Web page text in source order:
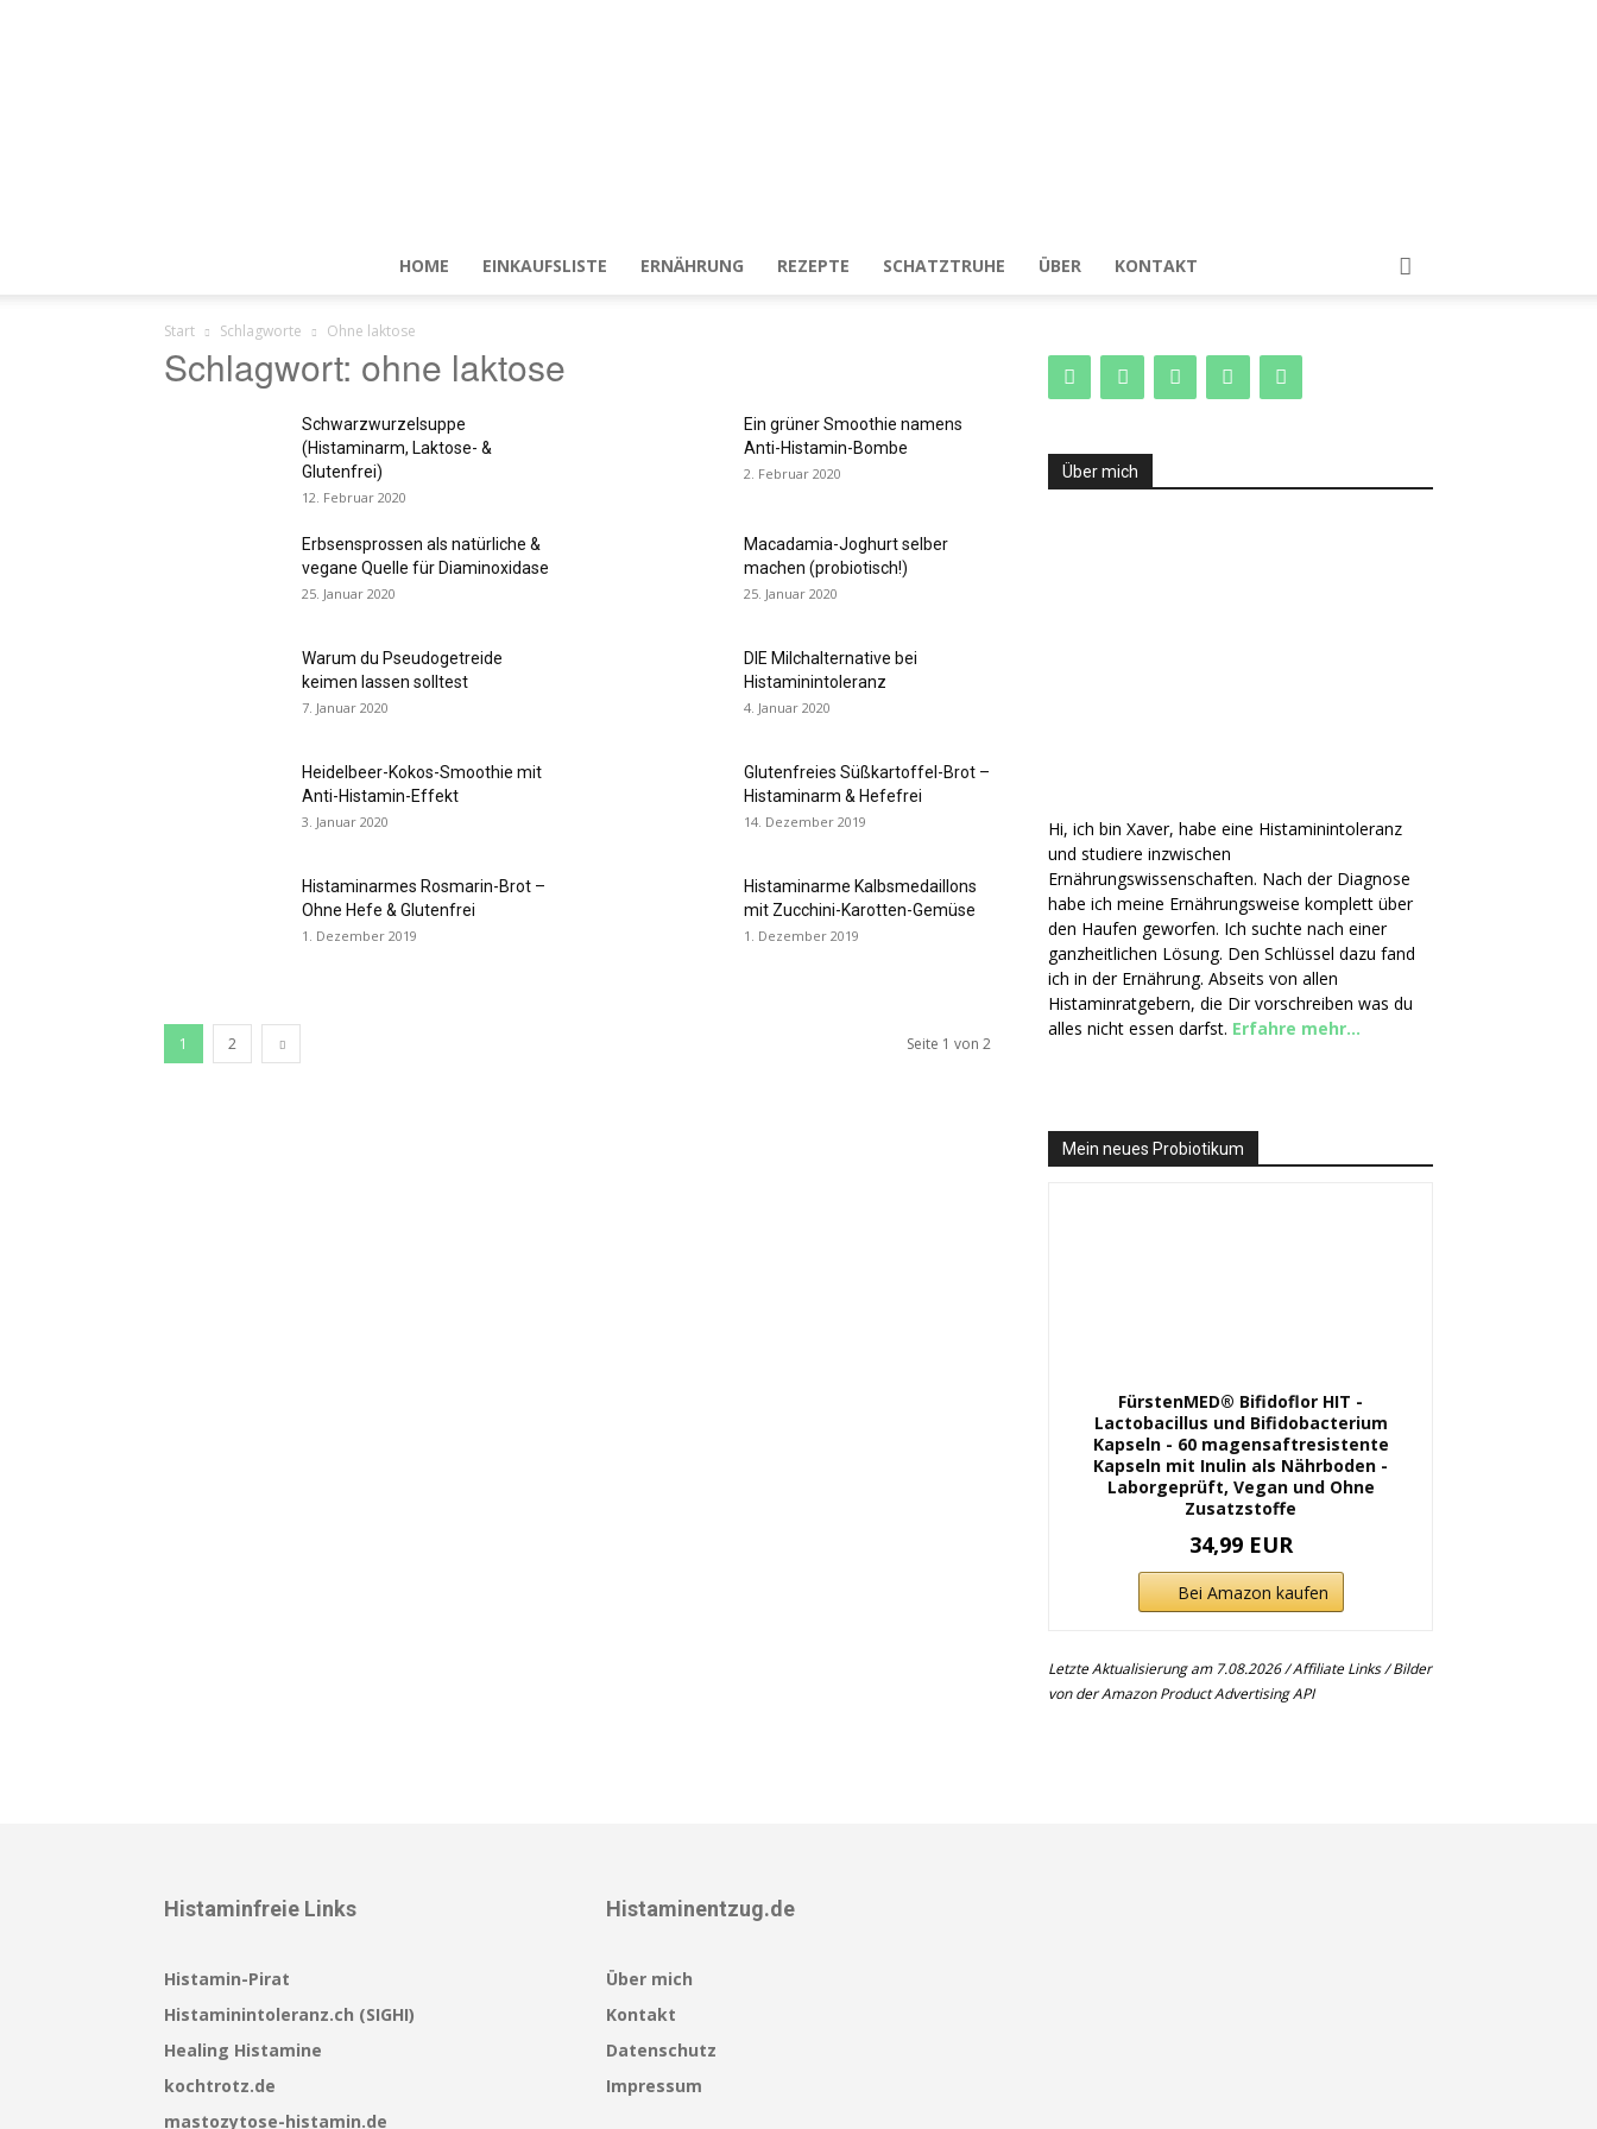
natürlich
HOME EINKAUFSLISTE ERNÄHRUNG REZEPTE SCHATZTRUHE ÜBER KONTAKT
Start Schlagworte Ohne laktose
Schlagwort: ohne laktose
Schwarzwurzelsuppe
(Histaminarm, Laktose- &
Glutenfrei)
12. Februar 2020
Ein grüner Smoothie namens
Anti-Histamin-Bombe
2. Februar 2020
Erbsensprossen als natürliche &
vegane Quelle für Diaminoxidase
25. Januar 2020
Macadamia-Joghurt selber
machen (probiotisch!)
25. Januar 2020
Warum du Pseudogetreide
keimen lassen solltest
7. Januar 2020
DIE Milchalternative bei
Histaminintoleranz
4. Januar 2020
Heidelbeer-Kokos-Smoothie mit
Anti-Histamin-Effekt
3. Januar 2020
Glutenfreies Süßkartoffel-Brot –
Histaminarm & Hefefrei
14. Dezember 2019
Histaminarmes Rosmarin-Brot –
Ohne Hefe & Glutenfrei
1. Dezember 2019
Histaminarme Kalbsmedaillons
mit Zucchini-Karotten-Gemüse
1. Dezember 2019
1 2 Seite 1 von 2
Über mich
Hi, ich bin Xaver, habe eine Histaminintoleranz
und studiere inzwischen
Ernährungswissenschaften. Nach der Diagnose
habe ich meine Ernährungsweise komplett über
den Haufen geworfen. Ich suchte nach einer
ganzheitlichen Lösung. Den Schlüssel dazu fand
ich in der Ernährung. Abseits von allen
Histaminratgebern, die Dir vorschreiben was du
alles nicht essen darfst. Erfahre mehr...
Mein neues Probiotikum
FürstenMED® Bifidoflor HIT -
Lactobacillus und Bifidobacterium
Kapseln - 60 magensaftresistente
Kapseln mit Inulin als Nährboden -
Laborgeprüft, Vegan und Ohne
Zusatzstoffe
34,99 EUR
Bei Amazon kaufen
Letzte Aktualisierung am 7.08.2026 / Affiliate Links / Bilder
von der Amazon Product Advertising API
Histaminfreie Links
Histamin-Pirat
Histaminintoleranz.ch (SIGHI)
Healing Histamine
kochtrotz.de
mastozytose-histamin.de
Histaminentzug.de
Über mich
Kontakt
Datenschutz
Impressum